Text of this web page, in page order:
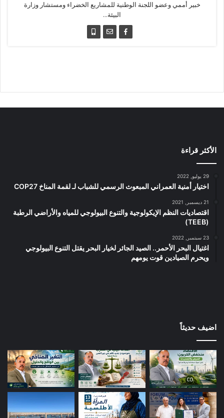
خبير أممي وعضو اللجنة الوطنية للمشاريع الخضراء ومستشار وزارة
البيئة...
الأكثر قراءة
29 يوليو, 2022
اختيار أمنية العمراني المبعوث الرسمي للشباب لـ لقمة المناخ COP27
21 ديسمبر, 2021
اقتصاديات النظم الإيكولوجية والتنوع البيولوجي للمياه والأراضي الرطبة
(TEEB)
23 سبتمبر, 2022
اغتيال البحر الأحمر.. الصيد الجائر لخيار البحر يقتل التنوع البيولوجي
ويحرم الصيادين قوت يومهم
اضيف حديثاً